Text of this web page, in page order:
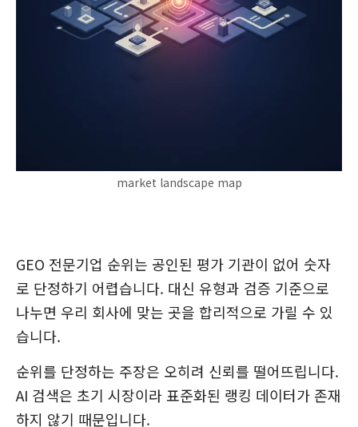
market landscape map
GEO 전문기업 순위는 공인된 평가 기관이 없어 숫자
로 단정하기 어렵습니다. 대신 유형과 검증 기준으로
나누면 우리 회사에 맞는 곳을 합리적으로 가릴 수 있
습니다.
순위를 단정하는 주장은 오히려 신뢰를 떨어뜨립니다.
AI 검색은 초기 시장이라 표준화된 랭킹 데이터가 존재
하지 않기 때문입니다.